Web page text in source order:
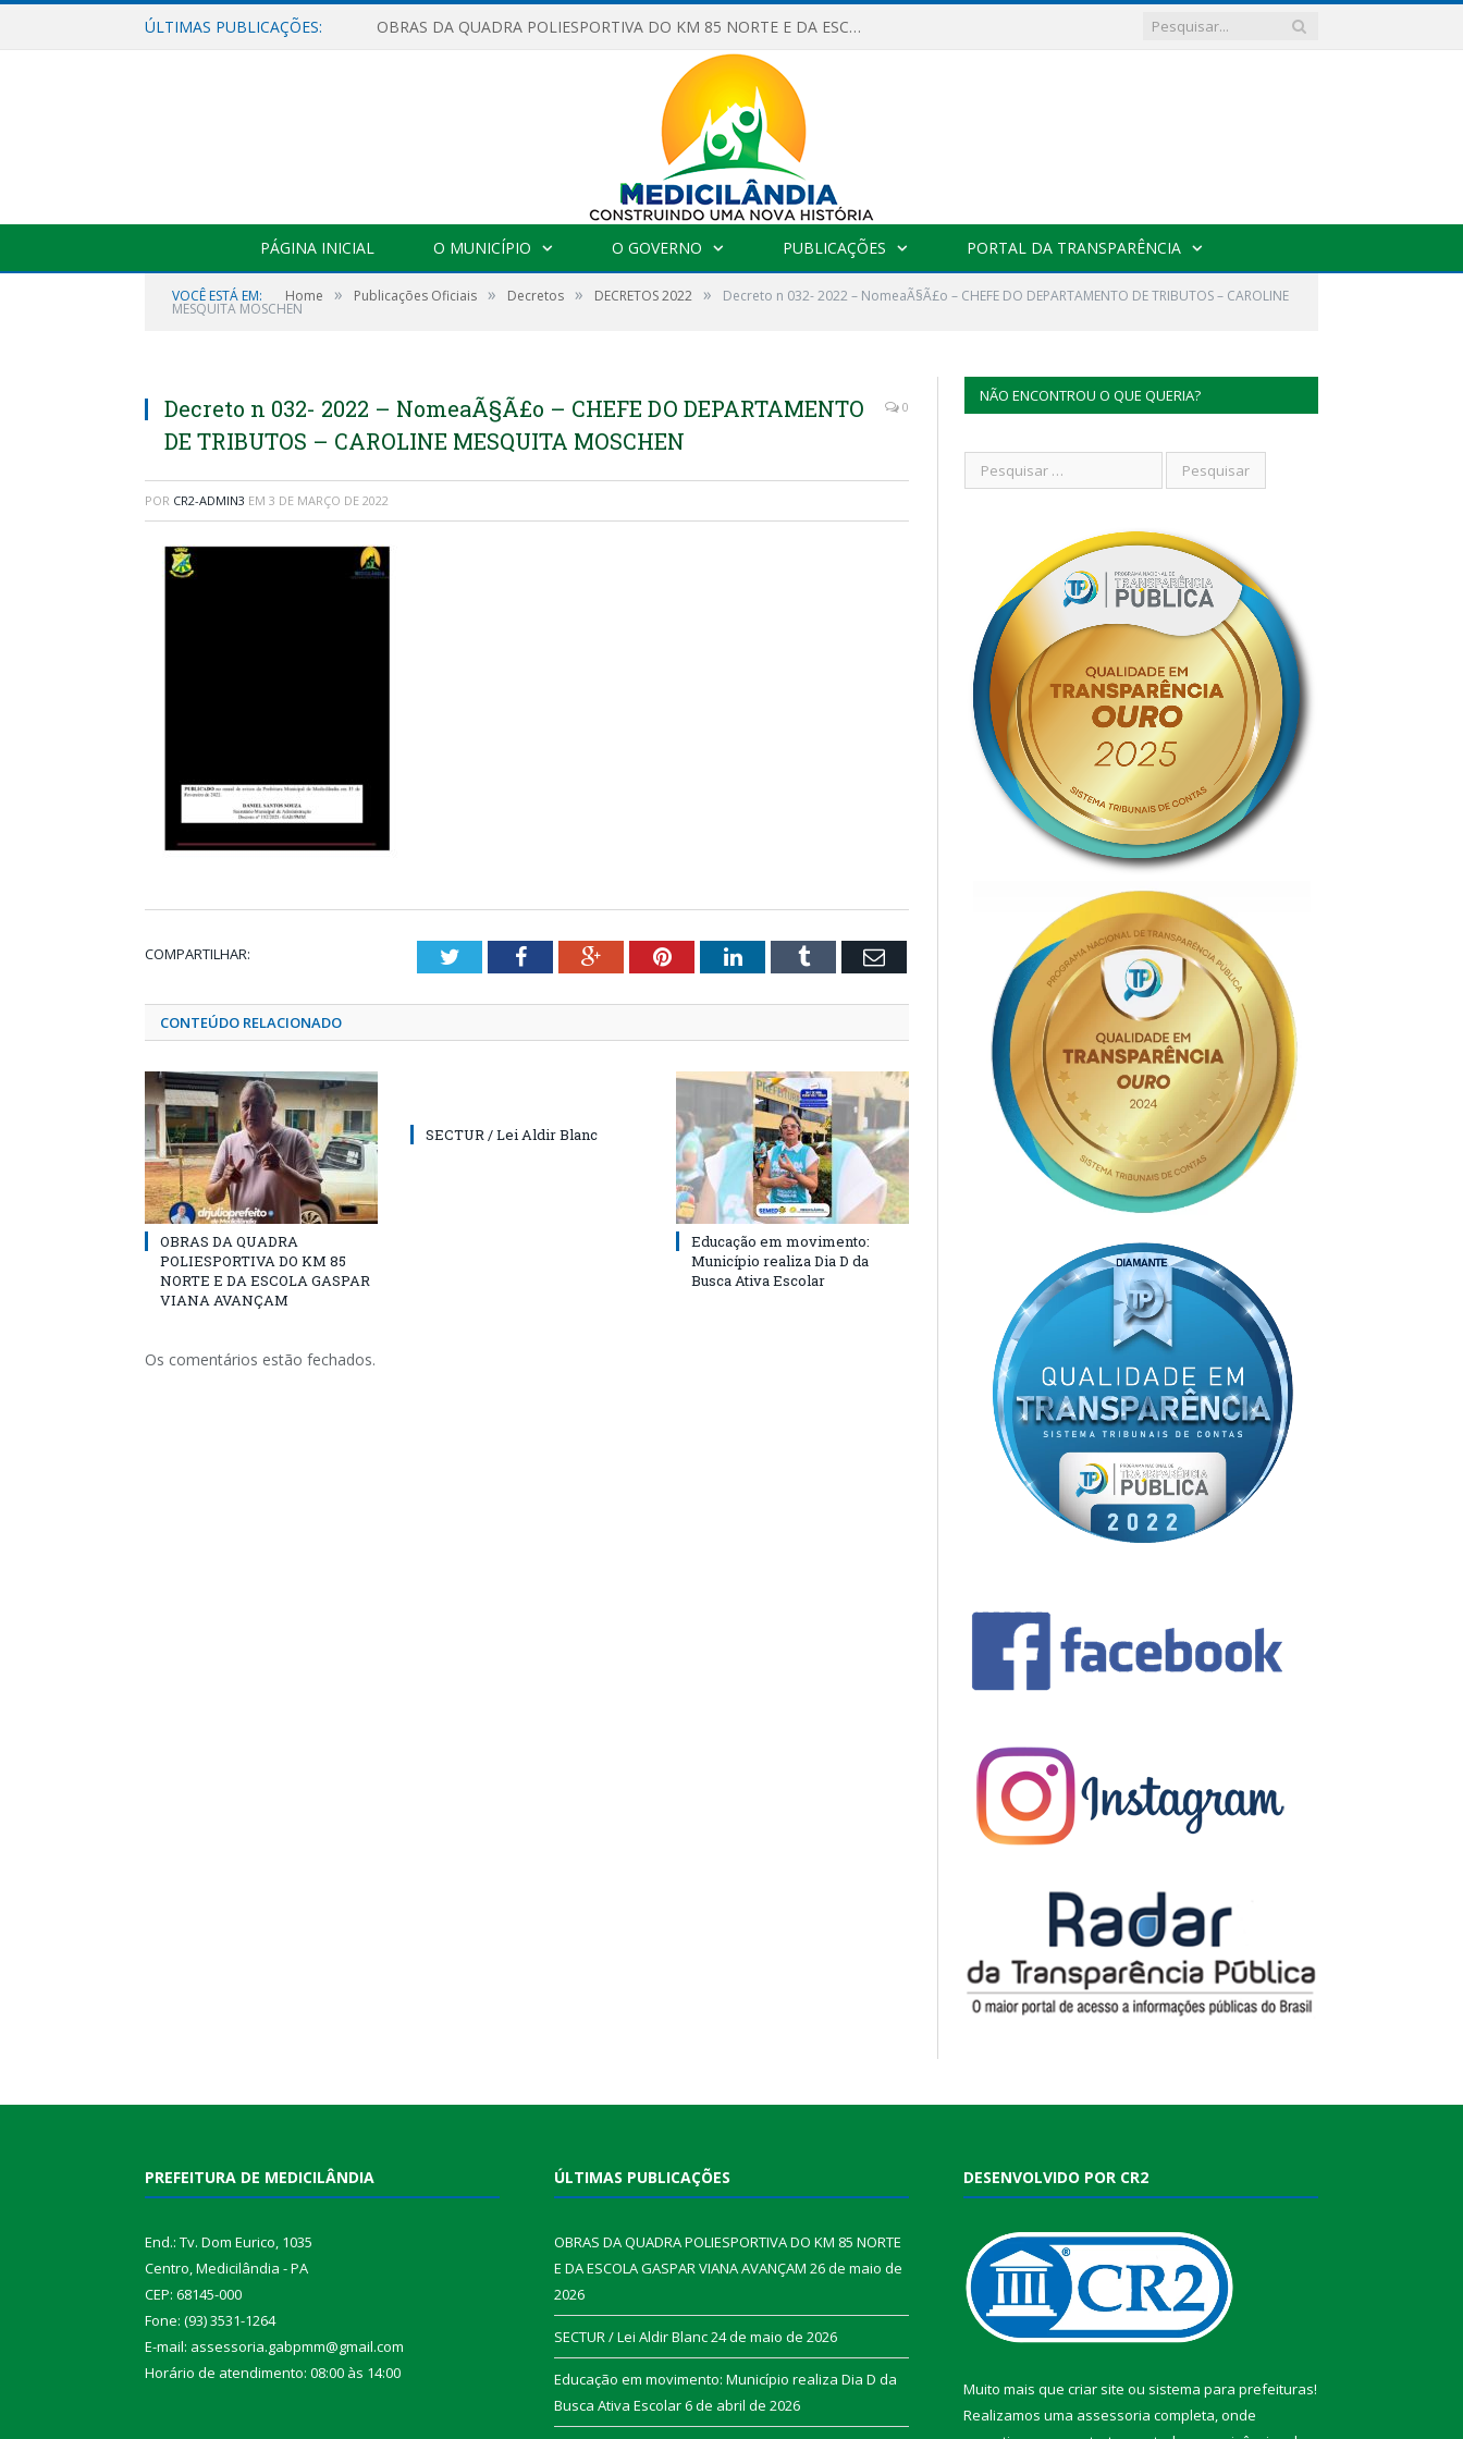
ÚLTIMAS PUBLICAÇÕES: OBRAS DA QUADRA POLIESPORTIVA DO KM 85 NORTE E DA ESCOLA GASPAR VIANA AVANÇAM
PÁGINA INICIAL O MUNICÍPIO O GOVERNO PUBLICAÇÕES PORTAL DA TRANSPARÊNCIA
VOCÊ ESTÁ EM: Home » Publicações Oficiais » Decretos » DECRETOS 2022 » Decreto n 032- 2022 – NomeaÃ§Ã£o – CHEFE DO DEPARTAMENTO DE TRIBUTOS – CAROLINE
MESQUITA MOSCHEN
Decreto n 032- 2022 – NomeaÃ§Ã£o – CHEFE DO DEPARTAMENTO
DE TRIBUTOS – CAROLINE MESQUITA MOSCHEN
0
POR CR2-ADMIN3 EM 3 DE MARÇO DE 2022
COMPARTILHAR: TwitterFacebookGoogle+PinterestLinkedInTumblr Email
CONTEÚDO RELACIONADO
OBRAS DA QUADRA
POLIESPORTIVA DO KM 85
NORTE E DA ESCOLA GASPAR
VIANA AVANÇAM
SECTUR / Lei Aldir Blanc
Educação em movimento:
Município realiza Dia D da
Busca Ativa Escolar
Os comentários estão fechados.
NÃO ENCONTROU O QUE QUERIA?
PREFEITURA DE MEDICILÂNDIA
End.: Tv. Dom Eurico, 1035
Centro, Medicilândia - PA
CEP: 68145-000
Fone: (93) 3531-1264
E-mail: assessoria.gabpmm@gmail.com
Horário de atendimento: 08:00 às 14:00
ÚLTIMAS PUBLICAÇÕES
OBRAS DA QUADRA POLIESPORTIVA DO KM 85 NORTE
E DA ESCOLA GASPAR VIANA AVANÇAM 26 de maio de
2026
SECTUR / Lei Aldir Blanc24 de maio de 2026
Educação em movimento: Município realiza Dia D da
Busca Ativa Escolar6 de abril de 2026
DESENVOLVIDO POR CR2
Muito mais que criar site ou sistema para prefeituras!
Realizamos uma assessoria completa, onde